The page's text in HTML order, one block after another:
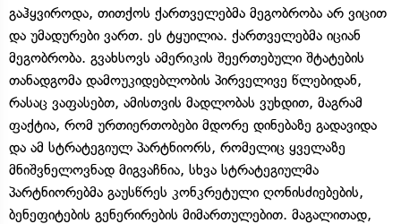
გაჰყვიროდა, თითქოს ქართველებმა მეგობრობა არ ვიცით
და უმადურები ვართ. ეს ტყუილია. ქართველებმა იციან
მეგობრობა. გვახსოვს ამერიკის შეერთებული შტატების
თანადგომა დამოუკიდებლობის პირველივე წლებიდან,
რასაც ვაფასებთ, ამისთვის მადლობას ვუხდით, მაგრამ
ფაქტია, რომ ურთიერთობები მდორე დინებაზე გადავიდა
და ამ სტრატეგიულ პარტნიორს, რომელიც ყველაზე
მნიშვნელოვნად მიგვაჩნია, სხვა სტრატეგიულმა
პარტნიორებმა გაუსწრეს კონკრეტული ღონისძიებების,
ბენეფიტების გენერირების მიმართულებით. მაგალითად,